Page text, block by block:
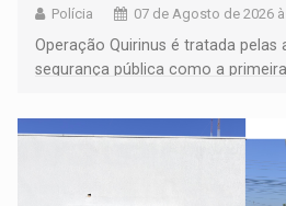
Polícia 07 de Agosto de 2026
Operação Quirinus é tratada pelas
segurança pública como a